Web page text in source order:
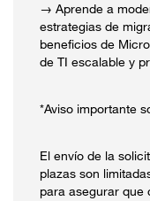
→ Aprende a
estrategias de
beneficios de
de TI escalable y
*Aviso importante
El envío de la
plazas son
para asegurar que